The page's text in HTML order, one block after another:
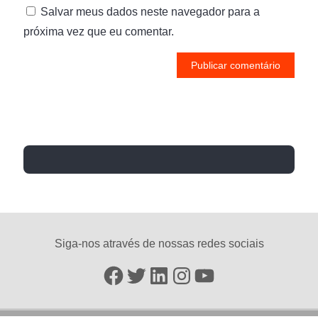
Salvar meus dados neste navegador para a
próxima vez que eu comentar.
Siga-nos através de nossas redes sociais
Facebook
Twitter
LinkedIn
Instagram
YouTube